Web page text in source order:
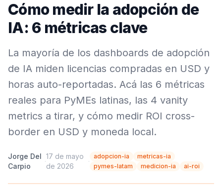
Cómo medir la adopción de
IA: 6 métricas clave
La mayoría de los dashboards de adopción
de IA miden licencias compradas en USD y
horas auto-reportadas. Acá las 6 métricas
reales para PyMEs latinas, las 4 vanity
metrics a tirar, y cómo medir ROI cross-
border en USD y moneda local.
Jorge Del
Carpio
·
17 de mayo
de 2026
·
adopcion-ia
metricas-ia
pymes-latam
medicion-ia ai-roi